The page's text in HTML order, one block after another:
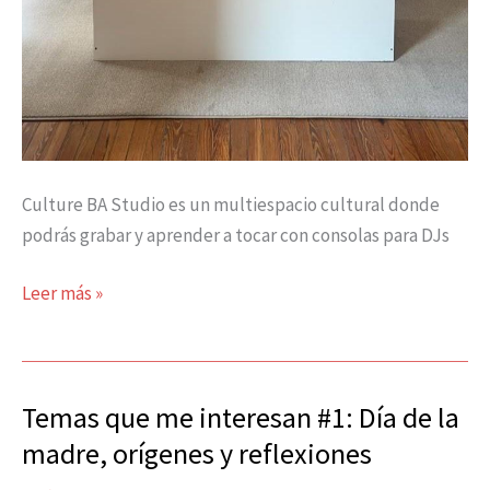
Culture BA Studio es un multiespacio cultural donde
podrás grabar y aprender a tocar con consolas para DJs
Leer más »
Temas que me interesan #1: Día de la
madre, orígenes y reflexiones
Temas
que